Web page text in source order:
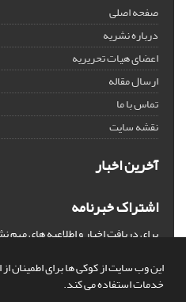
این وب سایت از کوکی ها برای اطمینان از
خدمات استفاده می کند.
صفحه اصلی
درباره نشریه
اعضای هیات تحریریه
ارسال مقاله
تماس با ما
نقشه سایت
آخرین اخبار
اشتراک خبرنامه
برای دریافت اخبار و اطلاعیه های